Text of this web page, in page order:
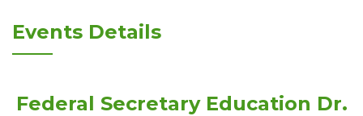
Events Details
Federal Secretary Education Dr.